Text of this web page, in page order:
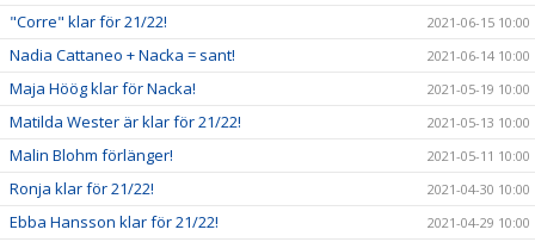
"Corre" klar för 21/22! 2021-06-15 10:00
Nadia Cattaneo + Nacka = sant! 2021-06-14 10:00
Maja Höög klar för Nacka! 2021-05-19 10:00
Matilda Wester är klar för 21/22! 2021-05-13 10:00
Malin Blohm förlänger! 2021-05-11 10:00
Ronja klar för 21/22! 2021-04-30 10:00
Ebba Hansson klar för 21/22! 2021-04-29 10:00